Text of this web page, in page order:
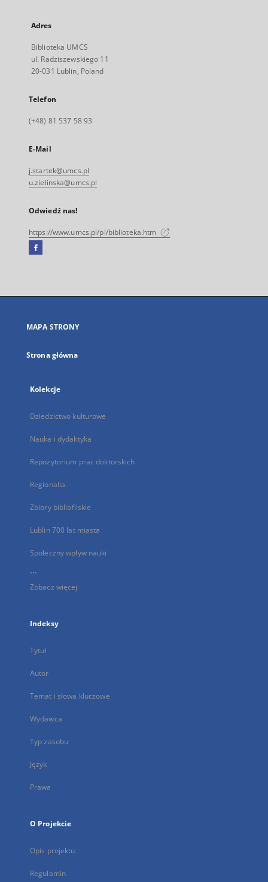
Adres
Biblioteka UMCS
ul. Radziszewskiego 11
20-031 Lublin, Poland
Telefon
(+48) 81 537 58 93
E-Mail
j.startek@umcs.pl
u.zielinska@umcs.pl
Odwiedź nas!
https://www.umcs.pl/pl/biblioteka.htm
Facebook
się
karcie
MAPA STRONY
Strona główna
Kolekcje
Dziedzictwo kulturowe
Nauka i dydaktyka
Repozytorium prac doktorskich
Regionalia
Zbiory bibliofilskie
Lublin 700 lat miasta
Społeczny wpływ nauki
...
Zobacz więcej
Indeksy
Tytuł
Autor
Temat i słowa kluczowe
Wydawca
Typ zasobu
Język
Prawa
O Projekcie
Opis projektu
Regulamin